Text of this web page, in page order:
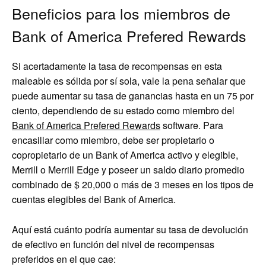
Beneficios para los miembros de
Bank of America Prefered Rewards
Si acertadamente la tasa de recompensas en esta
maleable es sólida por sí sola, vale la pena señalar que
puede aumentar su tasa de ganancias hasta en un 75 por
ciento, dependiendo de su estado como miembro del
Bank of America Prefered Rewardssoftware. Para
encasillar como miembro, debe ser propietario o
copropietario de un Bank of America activo y elegible,
Merrill o Merrill Edge y poseer un saldo diario promedio
combinado de $ 20,000 o más de 3 meses en los tipos de
cuentas elegibles del Bank of America.
Aquí está cuánto podría aumentar su tasa de devolución
de efectivo en función del nivel de recompensas
preferidos en el que cae: